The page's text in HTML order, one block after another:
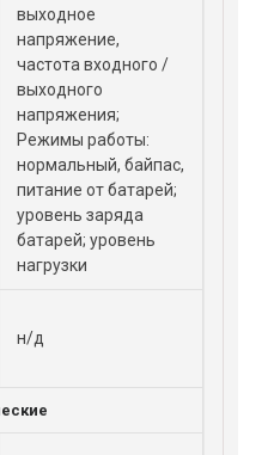
выходное
напряжение,
частота входного /
выходного
напряжения;
Режимы работы:
нормальный, байпас,
питание от батарей;
уровень заряда
батарей; уровень
нагрузки
н/д